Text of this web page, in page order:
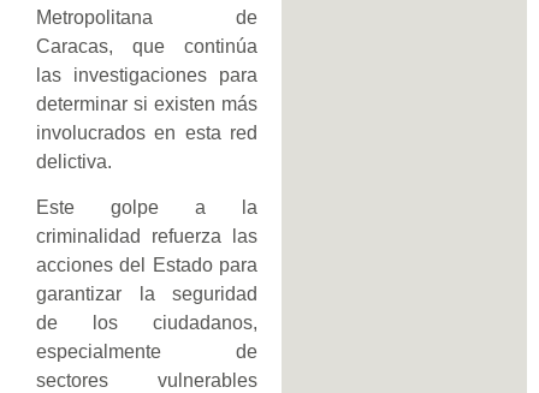
Metropolitana de
Caracas, que continúa
las investigaciones para
determinar si existen más
involucrados en esta red
delictiva.
Este golpe a la
criminalidad refuerza las
acciones del Estado para
garantizar la seguridad
de los ciudadanos,
especialmente de
sectores vulnerables